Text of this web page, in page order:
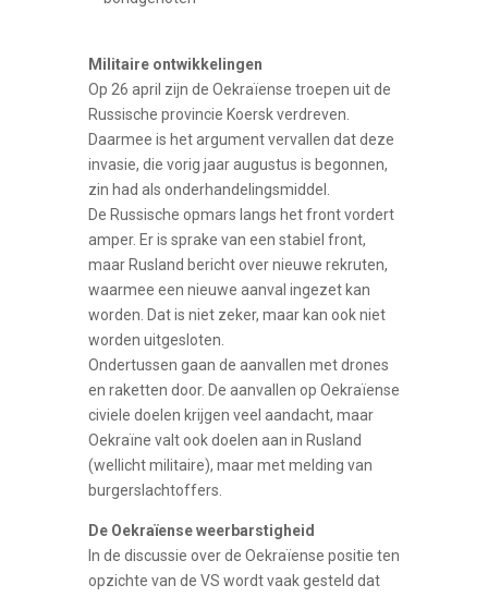
Militaire ontwikkelingen
Op 26 april zijn de Oekraïense troepen uit de
Russische provincie Koersk verdreven.
Daarmee is het argument vervallen dat deze
invasie, die vorig jaar augustus is begonnen,
zin had als onderhandelingsmiddel.
De Russische opmars langs het front vordert
amper. Er is sprake van een stabiel front,
maar Rusland bericht over nieuwe rekruten,
waarmee een nieuwe aanval ingezet kan
worden. Dat is niet zeker, maar kan ook niet
worden uitgesloten.
Ondertussen gaan de aanvallen met drones
en raketten door. De aanvallen op Oekraïense
civiele doelen krijgen veel aandacht, maar
Oekraïne valt ook doelen aan in Rusland
(wellicht militaire), maar met melding van
burgerslachtoffers.
De Oekraïense weerbarstigheid
In de discussie over de Oekraïense positie ten
opzichte van de VS wordt vaak gesteld dat